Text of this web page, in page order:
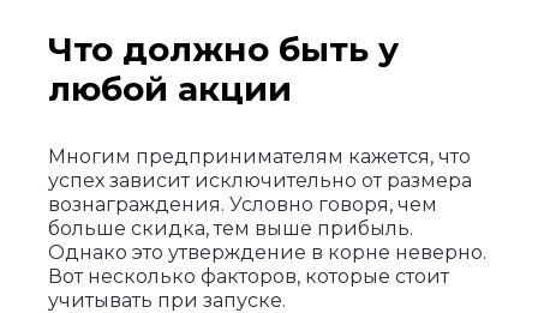
Что должно быть у
любой акции
Многим предпринимателям кажется, что
успех зависит исключительно от размера
вознаграждения. Условно говоря, чем
больше скидка, тем выше прибыль.
Однако это утверждение в корне неверно.
Вот несколько факторов, которые стоит
учитывать при запуске.